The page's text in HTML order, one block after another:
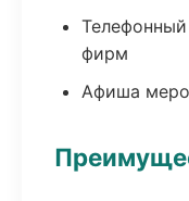
фирм
Афиша